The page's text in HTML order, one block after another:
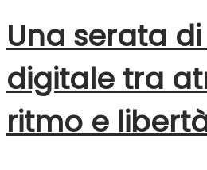
Una serata
digitale tra
ritmo e